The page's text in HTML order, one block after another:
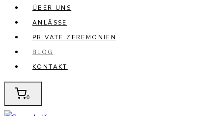
ÜBER UNS
ANLÄSSE
PRIVATE ZEREMONIEN
BLOG
KONTAKT
0